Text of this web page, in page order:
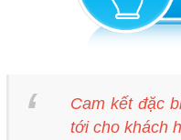
Cam kết đặc
tới cho khách